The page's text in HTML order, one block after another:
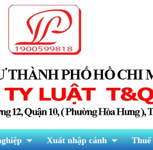
Xuất nhập cảnh Thuế